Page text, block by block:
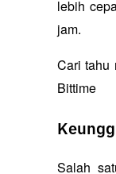
lebih
jam.
Cari tahu
Bittime
Salah